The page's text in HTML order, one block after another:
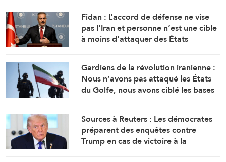
Fidan : L’accord de défense ne vise
pas l’Iran et personne n’est une cible
à moins d’attaquer des États
Gardiens de la révolution iranienne :
Nous n’avons pas attaqué les États
du Golfe, nous avons ciblé les bases
Sources à Reuters : Les démocrates
préparent des enquêtes contre
Trump en cas de victoire à la